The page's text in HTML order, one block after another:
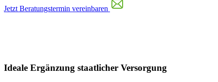
Jetzt Beratungstermin vereinbaren
Ideale Ergänzung staatlicher Versorgung